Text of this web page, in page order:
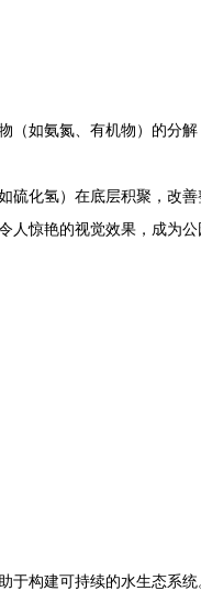
（如氨氮、有机物）的分
化氢）在底层积聚，改善
人惊艳的视觉效果，成为
于构建可持续的水生态系